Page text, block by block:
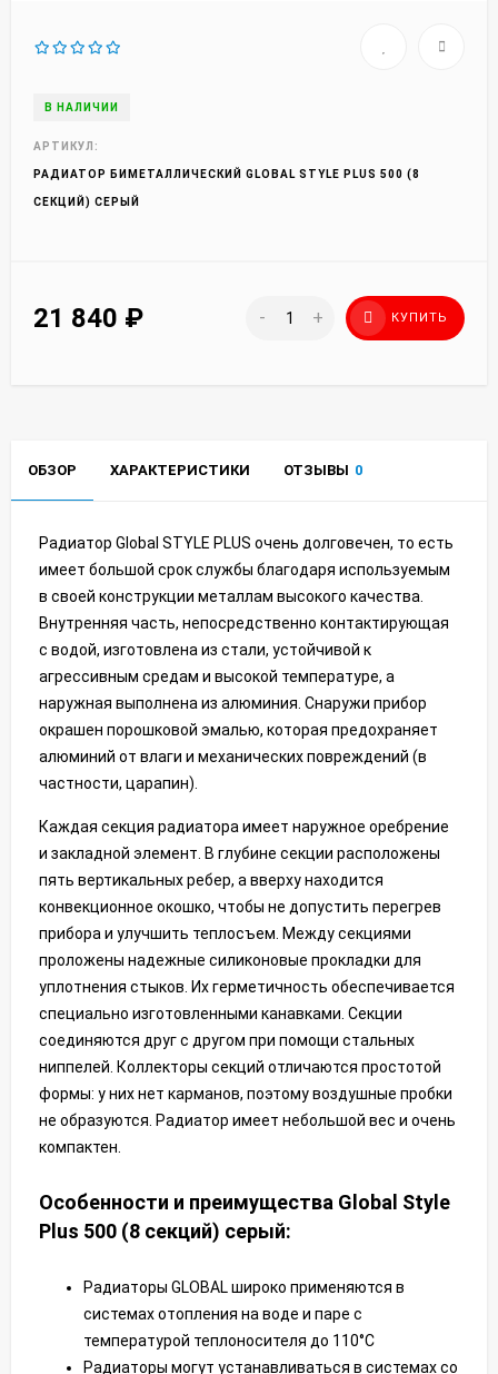
В НАЛИЧИИ
АРТИКУЛ:
РАДИАТОР БИМЕТАЛЛИЧЕСКИЙ GLOBAL STYLE PLUS 500 (8
СЕКЦИЙ) СЕРЫЙ
21 840 ₽ - + КУПИТЬ
ОБЗОР ХАРАКТЕРИСТИКИ ОТЗЫВЫ 0
Радиатор Global STYLE PLUS очень долговечен, то есть
имеет большой срок службы благодаря используемым
в своей конструкции металлам высокого качества.
Внутренняя часть, непосредственно контактирующая
с водой, изготовлена из стали, устойчивой к
агрессивным средам и высокой температуре, а
наружная выполнена из алюминия. Снаружи прибор
окрашен порошковой эмалью, которая предохраняет
алюминий от влаги и механических повреждений (в
частности, царапин).
Каждая секция радиатора имеет наружное оребрение
и закладной элемент. В глубине секции расположены
пять вертикальных ребер, а вверху находится
конвекционное окошко, чтобы не допустить перегрев
прибора и улучшить теплосъем. Между секциями
проложены надежные силиконовые прокладки для
уплотнения стыков. Их герметичность обеспечивается
специально изготовленными канавками. Секции
соединяются друг с другом при помощи стальных
ниппелей. Коллекторы секций отличаются простотой
формы: у них нет карманов, поэтому воздушные пробки
не образуются. Радиатор имеет небольшой вес и очень
компактен.
Особенности и преимущества Global Style
Plus 500 (8 секций) серый:
Радиаторы GLOBAL широко применяются в
системах отопления на воде и паре с
температурой теплоносителя до 110°С
Радиаторы могут устанавливаться в системах со